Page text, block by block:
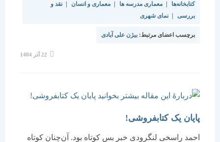
کتابخانه‌ها | معماری مدرسه ها | معماری و انسان
نقد و
| نمای شهری
برچسب اعضای مرتبط: بیژن علی آبادی
پایان یک کتابفروشی!
احمد راسخی لنگرودی خبر بس کوتاه بود. آن‌چنان کوتاه